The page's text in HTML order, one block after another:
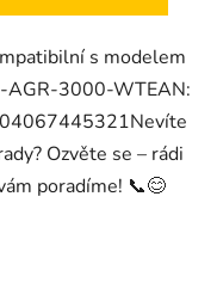
s modelem
AGR-3000-WTEAN:
Ozvěte se – rádi
poradíme! 📞😊